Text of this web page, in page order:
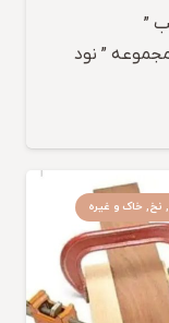
مطلب ”
” نود
نخ, خاک و غیره